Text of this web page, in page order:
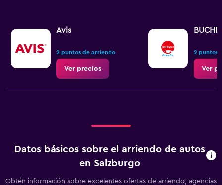
Avis
2 puntos de arriendo
Ver precios
2 puntos
Ver
Datos básicos sobre el arriendo de autos
en Salzburgo
Obtén información sobre excelentes ofertas de arriendo, agencias